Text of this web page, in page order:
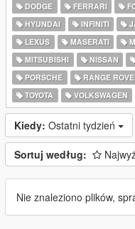
DODGE
FERRARI
HYUNDAI
INFINITI
LEXUS
MASERATI
MITSUBISHI
NISSAN
PORSCHE
RANGE
TOYOTA
VOLKSWAGEN
Kiedy: Ostatni tydzień
Sortuj według:
Nie znaleziono plików,